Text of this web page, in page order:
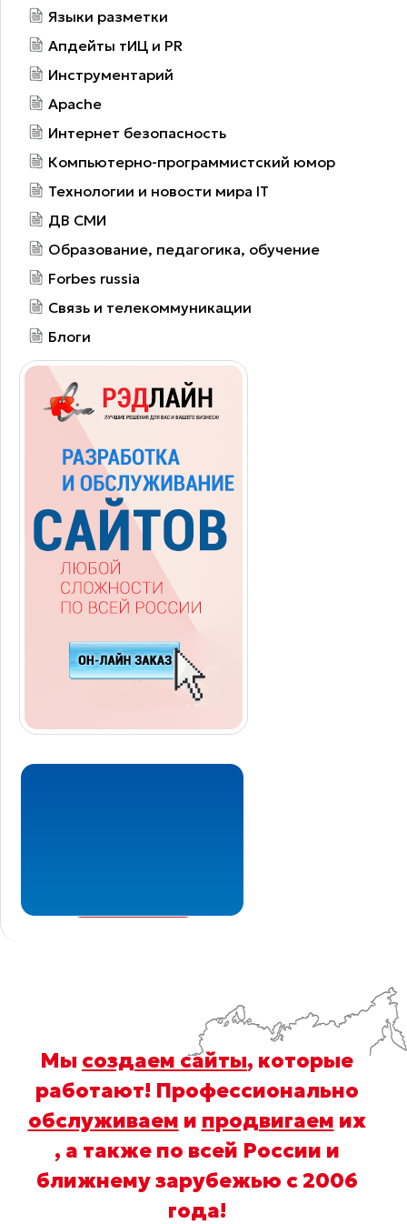
Языки разметки
Апдейты тИЦ и PR
Инструментарий
Apache
Интернет безопасность
Компьютерно-программистский юмор
Технологии и новости мира IT
ДВ СМИ
Образование, педагогика, обучение
Forbes russia
Связь и телекоммуникации
Блоги
Мы создаем сайты, которые
работают! Профессионально
обслуживаем и продвигаем их
, а также по всей России и
ближнему зарубежью с 2006
года!